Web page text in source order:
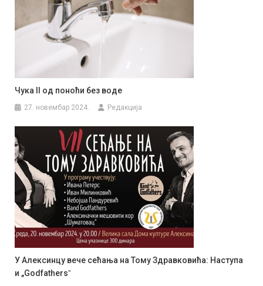
Чука II од поноћи без воде
27. новембар 2024. Редакција
У Алексинцу вече сећања на Тому Здравковића: Наступа
и „Godfathersˮ